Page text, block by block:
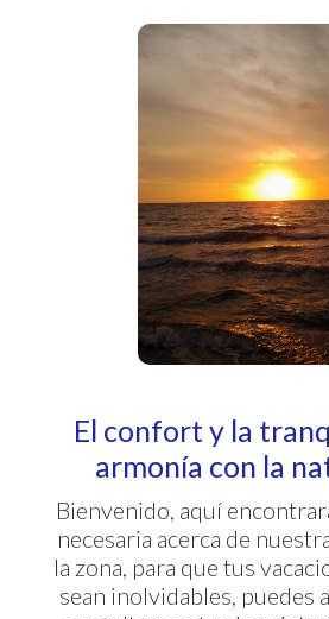
El confort y la
armonía con la
Bienvenido, aquí
necesaria acerca de
la zona, para que tus
sean inolvidables, puedes